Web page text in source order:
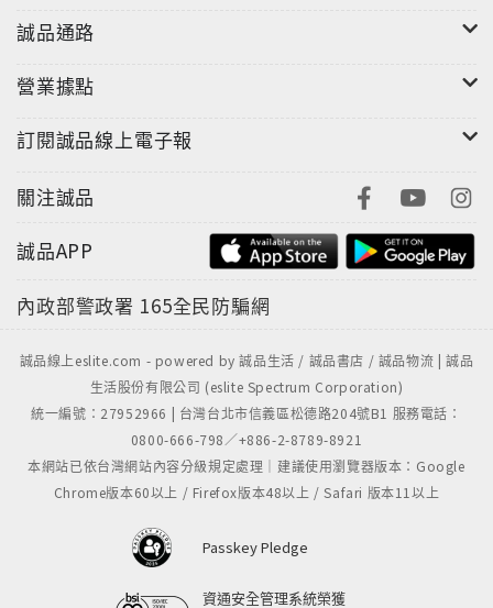
誠品通路
營業據點
訂閱誠品線上電子報
關注誠品
誠品APP
內政部警政署 165全民防騙網
誠品線上eslite.com - powered by 誠品生活 / 誠品書店 / 誠品物流 | 誠品
生活股份有限公司 (eslite Spectrum Corporation)
統一編號：27952966 | 台灣台北市信義區松德路204號B1 服務電話：
0800-666-798／+886-2-8789-8921
本網站已依台灣網站內容分級規定處理｜建議使用瀏覽器版本：Google
Chrome版本60以上 / Firefox版本48以上 / Safari 版本11以上
Passkey Pledge
資通安全管理系統榮獲